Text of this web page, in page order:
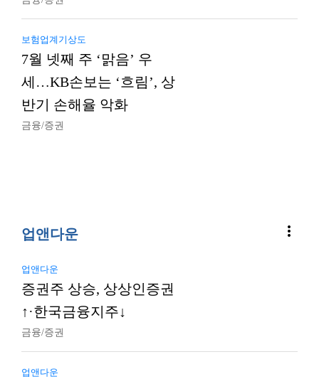
보험업계기상도
7월 넷째 주 ‘맑음’ 우
세…KB손보는 ‘흐림’, 상
반기 손해율 악화
금융/증권
업앤다운 more_vert
업앤다운
증권주 상승, 상상인증권
↑·한국금융지주↓
금융/증권
업앤다운